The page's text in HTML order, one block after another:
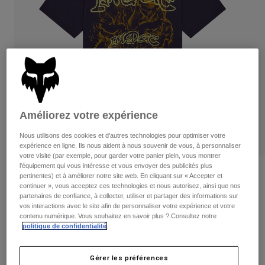
Pantalons
Shorts
Vestes
Gants
Protections
Masques
Chaussettes
Accessoires
Pièces de rechange
Pantalons
Vestes
Chaussettes
Sacs et accessoires
Pièces de rechange
Chemises
Femme
T-shirts et tops
Vestes
Pantalons
Chemises
Voir tout
Protections
Chaussettes
Voir tout
Moto
Casques
Maillots
Pantalons
Bottes
Protections
T-shirt Image Print poids moyen
Article n°38433-352-M
Price reduced from
49,99 €to29,99 €
Améliorez votre expérience
Nous utilisons des cookies et d'autres technologies pour optimiser votre
expérience en ligne. Ils nous aident à nous souvenir de vous, à personnaliser
votre visite (par exemple, pour garder votre panier plein, vous montrer
l'équipement qui vous intéresse et vous envoyer des publicités plus
pertinentes) et à améliorer notre site web. En cliquant sur « Accepter et
continuer », vous acceptez ces technologies et nous autorisez, ainsi que nos
partenaires de confiance, à collecter, utiliser et partager des informations sur
vos interactions avec le site afin de personnaliser votre expérience et votre
contenu numérique. Vous souhaitez en savoir plus ? Consultez notre
politique de confidentialité
Gérer les préférences